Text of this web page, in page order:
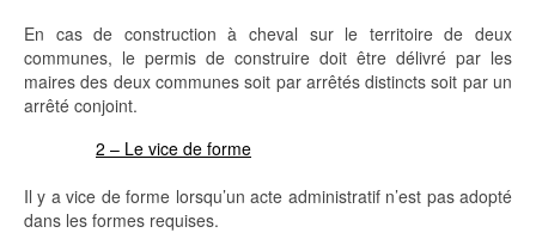
En cas de construction à cheval sur le territoire de deux
communes, le permis de construire doit être délivré par les
maires des deux communes soit par arrêtés distincts soit par un
arrêté conjoint.
2 – Le vice de forme
Il y a vice de forme lorsqu’un acte administratif n’est pas adopté
dans les formes requises.